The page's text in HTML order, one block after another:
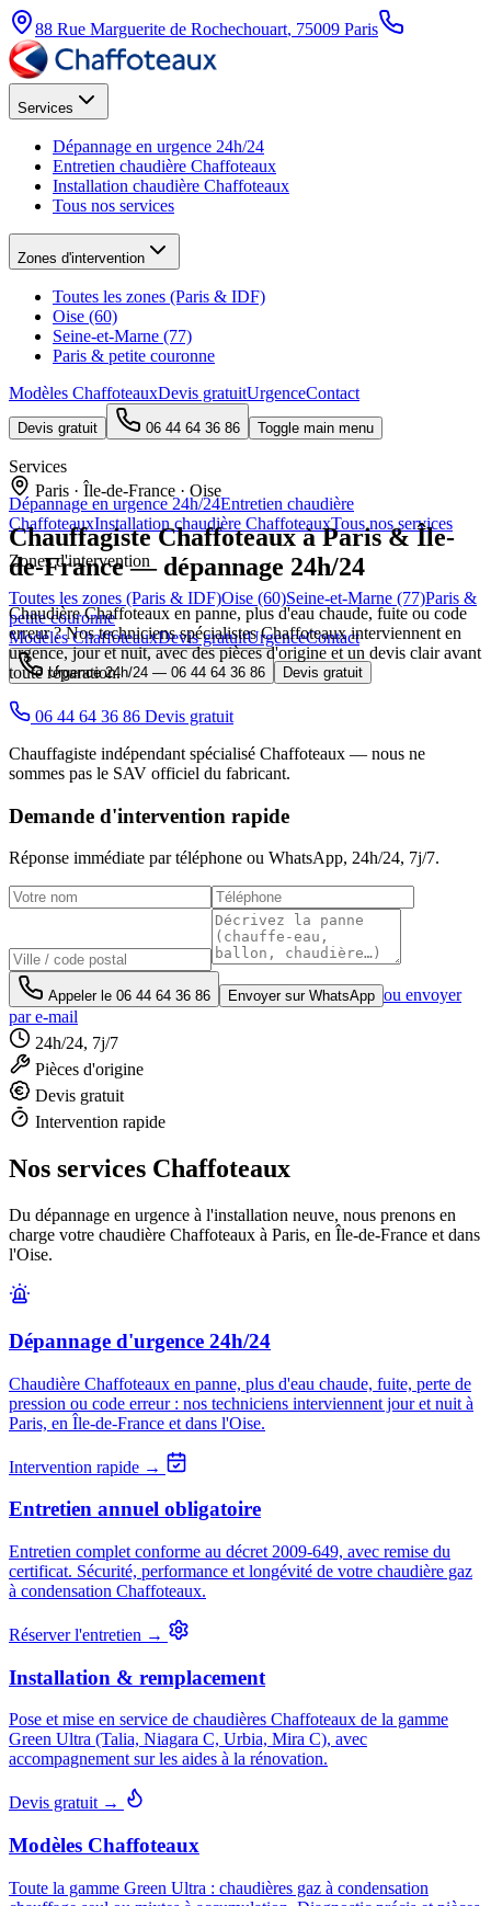
88 Rue Marguerite de Rochechouart, 75009 Paris
Services
Dépannage en urgence 24h/24
Entretien chaudière Chaffoteaux
Installation chaudière Chaffoteaux
Tous nos services
Zones d'intervention
Toutes les zones (Paris & IDF)
Oise (60)
Seine-et-Marne (77)
Paris & petite couronne
Modèles ChaffoteauxDevis gratuitUrgenceContact
Devis gratuit 06 44 64 36 86 Toggle main menu
Services
Dépannage en urgence 24h/24Entretien chaudière
ChaffoteauxInstallation chaudière ChaffoteauxTous nos services
Zones d'intervention
Toutes les zones (Paris & IDF)Oise (60)Seine-et-Marne (77)Paris &
petite couronne
Modèles ChaffoteauxDevis gratuitUrgenceContact
Urgence 24h/24 — 06 44 64 36 86 Devis gratuit
Paris · Île-de-France · Oise
ChauffagisteChaffoteauxà Paris & Île-
de-France — dépannage 24h/24
Chaudière Chaffoteaux en panne, plus d'eau chaude, fuite ou code
erreur ? Nos techniciens spécialistes Chaffoteaux interviennent en
urgence, jour et nuit, avec des pièces d'origine et un devis clair avant
toute réparation.
06 44 64 36 86 Devis gratuit
Chauffagiste indépendant spécialisé Chaffoteaux — nous ne
sommes pas le SAV officiel du fabricant.
Demande d'intervention rapide
Réponse immédiate par téléphone ou WhatsApp, 24h/24, 7j/7.
Appeler le 06 44 64 36 86 Envoyer sur WhatsApp ou envoyer
par e-mail
24h/24, 7j/7
Pièces d'origine
Devis gratuit
Intervention rapide
Nos services Chaffoteaux
Du dépannage en urgence à l'installation neuve, nous prenons en
charge votre chaudière Chaffoteaux à Paris, en Île-de-France et dans
l'Oise.
Dépannage d'urgence 24h/24
Chaudière Chaffoteaux en panne, plus d'eau chaude, fuite, perte de
pression ou code erreur : nos techniciens interviennent jour et nuit à
Paris, en Île-de-France et dans l'Oise.
Intervention rapide →
Entretien annuel obligatoire
Entretien complet conforme au décret 2009-649, avec remise du
certificat. Sécurité, performance et longévité de votre chaudière gaz
à condensation Chaffoteaux.
Réserver l'entretien →
Installation & remplacement
Pose et mise en service de chaudières Chaffoteaux de la gamme
Green Ultra (Talia, Niagara C, Urbia, Mira C), avec
accompagnement sur les aides à la rénovation.
Devis gratuit →
Modèles Chaffoteaux
Toute la gamme Green Ultra : chaudières gaz à condensation